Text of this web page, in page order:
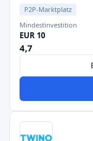
P2P-Marktplatz
Mindestinvestition
EUR 10
4,7